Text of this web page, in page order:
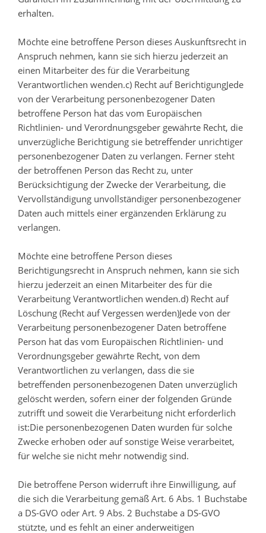
erhalten.
Möchte eine betroffene Person dieses Auskunftsrecht in
Anspruch nehmen, kann sie sich hierzu jederzeit an
einen Mitarbeiter des für die Verarbeitung
Verantwortlichen wenden.c) Recht auf BerichtigungJede
von der Verarbeitung personenbezogener Daten
betroffene Person hat das vom Europäischen
Richtlinien- und Verordnungsgeber gewährte Recht, die
unverzügliche Berichtigung sie betreffender unrichtiger
personenbezogener Daten zu verlangen. Ferner steht
der betroffenen Person das Recht zu, unter
Berücksichtigung der Zwecke der Verarbeitung, die
Vervollständigung unvollständiger personenbezogener
Daten auch mittels einer ergänzenden Erklärung zu
verlangen.
Möchte eine betroffene Person dieses
Berichtigungsrecht in Anspruch nehmen, kann sie sich
hierzu jederzeit an einen Mitarbeiter des für die
Verarbeitung Verantwortlichen wenden.d) Recht auf
Löschung (Recht auf Vergessen werden)Jede von der
Verarbeitung personenbezogener Daten betroffene
Person hat das vom Europäischen Richtlinien- und
Verordnungsgeber gewährte Recht, von dem
Verantwortlichen zu verlangen, dass die sie
betreffenden personenbezogenen Daten unverzüglich
gelöscht werden, sofern einer der folgenden Gründe
zutrifft und soweit die Verarbeitung nicht erforderlich
ist:Die personenbezogenen Daten wurden für solche
Zwecke erhoben oder auf sonstige Weise verarbeitet,
für welche sie nicht mehr notwendig sind.
Die betroffene Person widerruft ihre Einwilligung, auf
die sich die Verarbeitung gemäß Art. 6 Abs. 1 Buchstabe
a DS-GVO oder Art. 9 Abs. 2 Buchstabe a DS-GVO
stützte, und es fehlt an einer anderweitigen